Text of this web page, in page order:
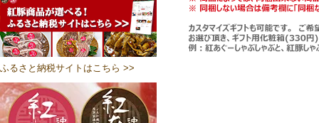
ふるさと納税サイトはこちら >>